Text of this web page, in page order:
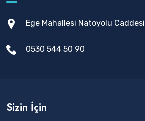
Ege Mahallesi Natoyolu Caddesi
0530 544 50 90
Sizin İçin